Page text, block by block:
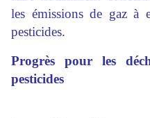
les émissions de gaz à
pesticides.
Progrès pour les
pesticides